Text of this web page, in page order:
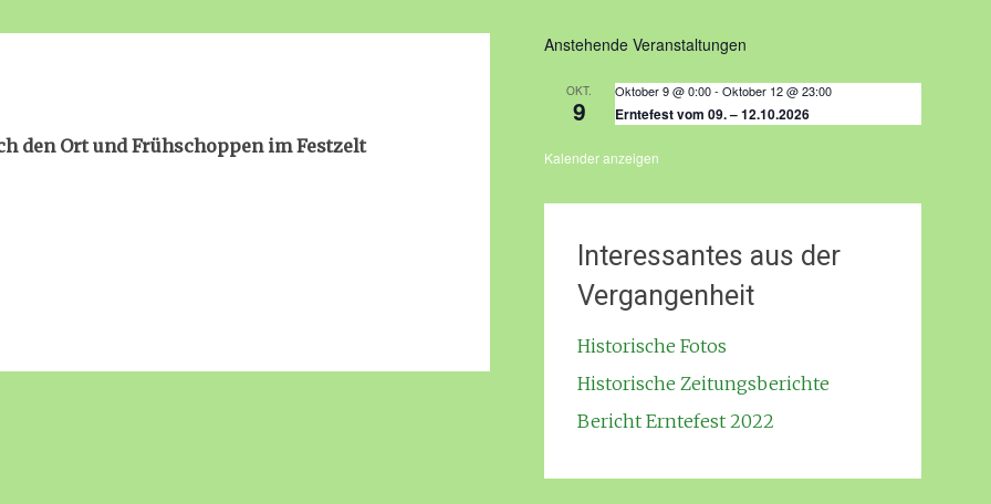
den Ort und Frühschoppen im Festzelt
Anstehende Veranstaltungen
OKT.
9
Oktober 9 @ 0:00- Oktober 12 @ 23:00
Erntefest vom 09. – 12.10.2026
Kalender anzeigen
Interessantes aus der
Vergangenheit
Historische Fotos
Historische Zeitungsberichte
Bericht Erntefest 2022